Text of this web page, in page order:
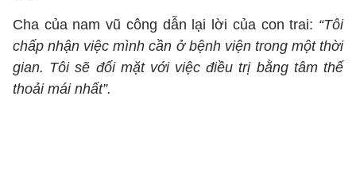
Cha của nam vũ công dẫn lại lời của con trai: “Tôi
chấp nhận việc mình cần ở bệnh viện trong một thời
gian. Tôi sẽ đối mặt với việc điều trị bằng tâm thế
thoải mái nhất”.